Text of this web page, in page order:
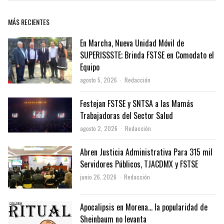
MÁS RECIENTES
En Marcha, Nueva Unidad Móvil de
SUPERISSSTE; Brinda FSTSE en Comodato el
Equipo
agosto 5, 2026 Author
Redacción
Festejan FSTSE y SNTSA a las Mamás
Trabajadoras del Sector Salud
agosto 2, 2026 Author
Redacción
Abren Justicia Administrativa Para 315 mil
Servidores Públicos, TJACDMX y FSTSE
junio 26, 2026 Author
Redacción
Apocalipsis en Morena… la popularidad de
Sheinbaum no levanta